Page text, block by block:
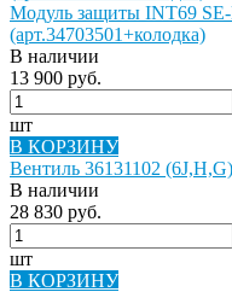
Модуль защиты INT69
(арт.34703501+колодка)
В наличии
13 900 руб.
шт
В КОРЗИНУ
Вентиль 36131102 (6J,H,G)
В наличии
28 830 руб.
шт
В КОРЗИНУ